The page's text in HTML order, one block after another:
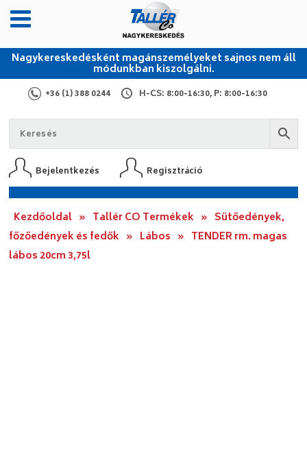
Nagykereskedésként magánszemélyeket sajnos nem áll
módunkban kiszolgálni.
+36 (1) 388 0244 H-CS: 8:00-16:30, P: 8:00-16:30
Bejelentkezés Regisztráció
Kezdőoldal » Tallér CO Termékek » Sütőedények,
főzőedények és fedők » Lábos » TENDER rm. magas
lábos 20cm 3,75l